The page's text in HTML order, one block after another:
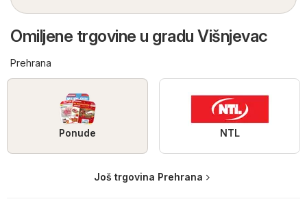
Omiljene trgovine u gradu Višnjevac
Prehrana
Ponude NTL
Još trgovina Prehrana